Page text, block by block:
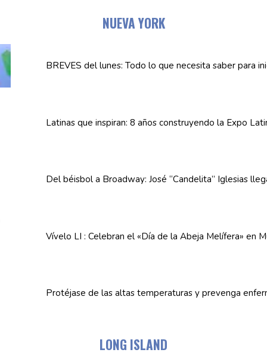
NUEVA YORK
BREVES del lunes: Todo lo que necesita saber para
Latinas que inspiran: 8 años construyendo la Expo
Del béisbol a Broadway: José “Candelita” Iglesias
Vívelo LI : Celebran el «Día de la Abeja Melífera» en
Protéjase de las altas temperaturasy prevenga
LONG ISLAND